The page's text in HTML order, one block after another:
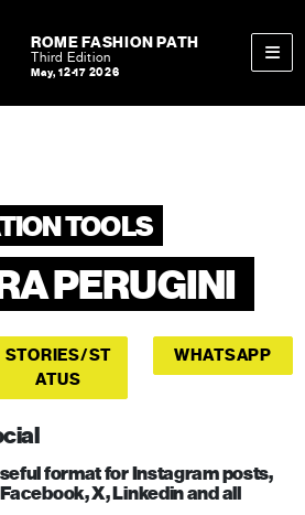
ROME FASHION PATH
Third Edition
May, 12-17 2026
TOOLS
PERUGINI
STORIES/ST
ATUS
WHATSAPP
format for Instagram posts,
X, Linkedin and all